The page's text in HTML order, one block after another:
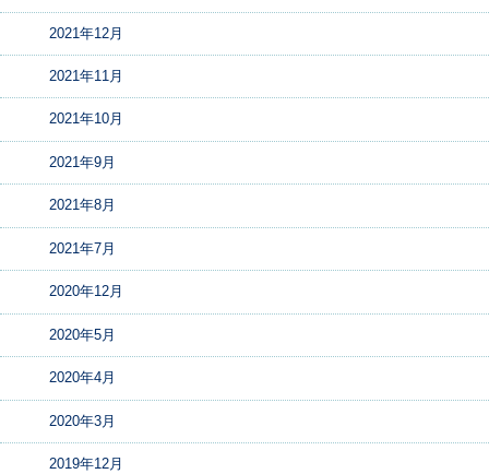
2021年12月
2021年11月
2021年10月
2021年9月
2021年8月
2021年7月
2020年12月
2020年5月
2020年4月
2020年3月
2019年12月